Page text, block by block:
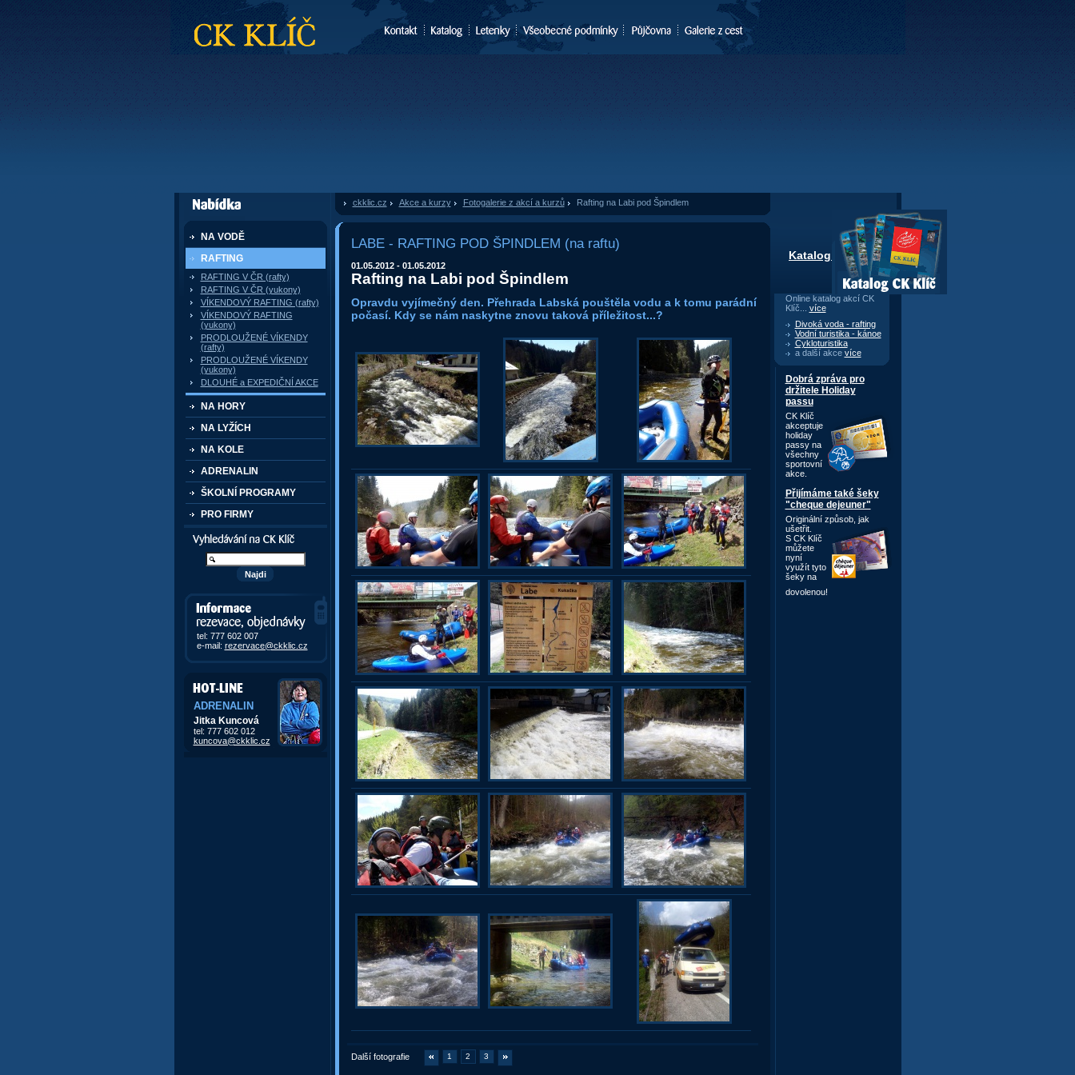
CK Klíč
dále nabízí
NA VODĚ
RAFTING
RAFTING V ČR (rafty)
RAFTING V ČR (yukony)
VÍKENDOVÝ RAFTING (rafty)
VÍKENDOVÝ RAFTING
(yukony)
PRODLOUŽENÉ VÍKENDY
(rafty)
PRODLOUŽENÉ VÍKENDY
(yukony)
DLOUHÉ a EXPEDIČNÍ AKCE
NA HORY
NA LYŽÍCH
NA KOLE
ADRENALIN
ŠKOLNÍ PROGRAMY
PRO FIRMY
Vyhledávání kurzů a akcí
Informace, rezervace,
objedávky
tel: 777 602 007
e-mail: rezervace@ckklic.cz
ADRENALIN
Jitka Kuncová
tel: 777 602 012
kuncova@ckklic.cz
ckklic.cz Akce a kurzy» Fotogalerie z akcí a kurzů» Rafting na Labi pod Špindlem
LABE - RAFTING POD ŠPINDLEM (na raftu)
01.05.2012 - 01.05.2012
Rafting na Labi pod Špindlem
Opravdu vyjímečný den. Přehrada Labská pouštěla vodu a k tomu parádní
počasí. Kdy se nám naskytne znovu taková příležitost...?
Další fotografie 1 2 3
Katalog CK Klíč
Online katalog akcí CK
Klíč... více
Divoká voda - rafting
Vodní turistika - kánoe
Cykloturistika
a další akce více
Dobrá zpráva pro
držitele Holiday
passu
CK Klíč
akceptuje
holiday
passy na
všechny
sportovní
akce.
Přijímáme také šeky
"cheque dejeuner"
Originální způsob, jak
ušetřit.
S CK Klíč
můžete
nyní
využít tyto
šeky na
dovolenou!